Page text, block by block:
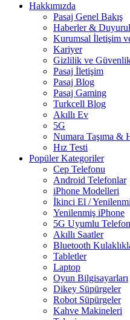
Hakkımızda
Pasaj Genel Bakış
Haberler &
Kurumsal İletişim
Kariyer
Gizlilik ve
Pasaj İletişim
Pasaj Blog
Pasaj Gaming
Turkcell Blog
Akıllı Ev
5G
Numara Taşıma &
Hız Testi
Popüler Kategoriler
Cep Telefonu
Android Telefonlar
iPhone Modelleri
İkinci El /
Yenilenmiş iPhone
5G Uyumlu
Akıllı Saatler
Bluetooth
Tabletler
Laptop
Oyun Bilgisayarları
Dikey Süpürgeler
Robot Süpürgeler
Kahve Makineleri